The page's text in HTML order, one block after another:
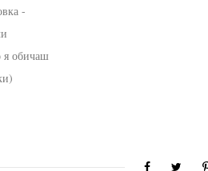
-
я обичаш